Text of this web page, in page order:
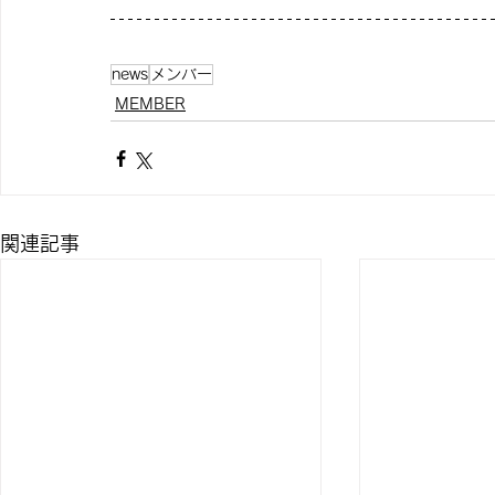
news メンバー
MEMBER
関連記事